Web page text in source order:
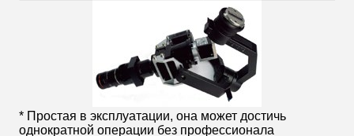
* Простая в эксплуатации, она может достичь
однократной операции без профессионала